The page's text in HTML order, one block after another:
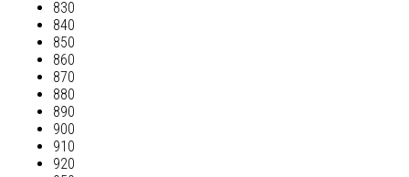
830
840
850
860
870
880
890
900
910
920